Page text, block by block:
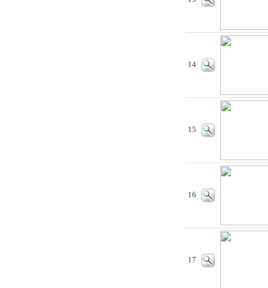
14
15
16
17